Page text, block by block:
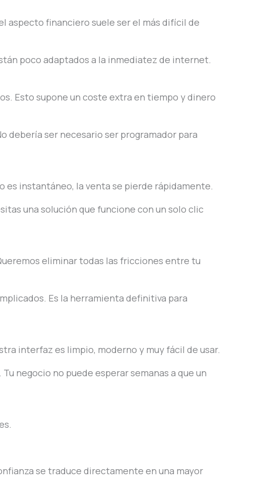
aspecto financiero suele ser el más difícil de
poco adaptados a la inmediatez de internet.
Esto supone un coste extra en tiempo y dinero
debería ser necesario ser programador para
es instantáneo, la venta se pierde rápidamente.
una solución que funcione con un solo clic
eliminar todas las fricciones entre tu
Es la herramienta definitiva para
interfaz es limpio, moderno y muy fácil de usar.
negocio no puede esperar semanas a que un
se traduce directamente en una mayor